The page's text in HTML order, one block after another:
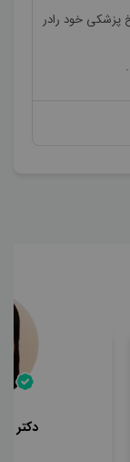
پزشکی خود رادر
دکتر